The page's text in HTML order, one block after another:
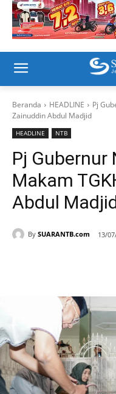
Beranda HEADLINE
Pj
Zainuddin Abdul Madjid
HEADLINE NTB
Pj Gubernur
Makam
Abdul
By SUARANTB.com 13/